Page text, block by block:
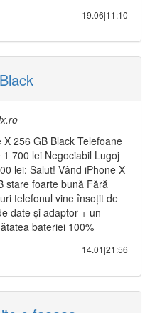
19.06|11:10
X 256 GB Black Telefoane
1 700 lei Negociabil Lugoj
lei: Salut! Vând iPhone X
stare foarte bună Fără
telefonul vine însoțit de
date și adaptor + un
bateriei 100%
14.01|21:56